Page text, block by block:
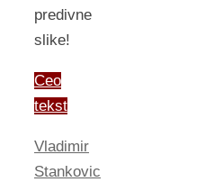
predivne
slike!
Ceo
tekst
Vladimir
Stankovic